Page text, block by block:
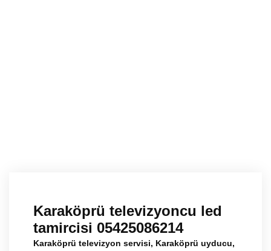
Karaköprü televizyoncu led
tamircisi 05425086214
Karaköprü televizyon servisi, Karaköprü uyducu,